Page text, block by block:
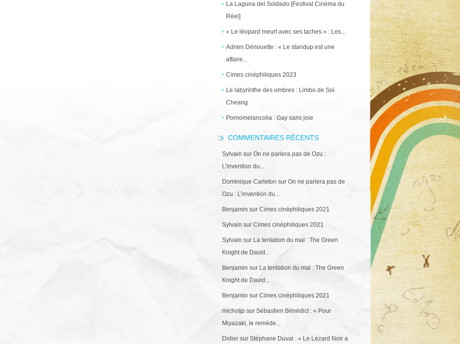
La Laguna del Soldado [Festival Cinéma du
Réel]
« Le léopard meurt avec ses taches » : Les...
Adrien Dénouette : « Le standup est une
affaire...
Cimes cinéphiliques 2023
Le labyrinthe des ombres : Limbo de Soi
Cheang
Pornomelancolia : Gay sans joie
COMMENTAIRES RÉCENTS
Sylvain sur On ne parlera pas de Ozu :
L’invention du...
Dominique Carleton sur On ne parlera pas de
Ozu : L’invention du...
Benjamin sur Cimes cinéphiliques 2021
Sylvain sur Cimes cinéphiliques 2021
Sylvain sur La tentation du mal : The Green
Knight de David...
Benjamin sur La tentation du mal : The Green
Knight de David...
Benjamin sur Cimes cinéphiliques 2021
michotjpsur Sébastien Bénédict : « Pour
Miyazaki, le remède...
Didiersur Stéphane Duval : « Le Lézard Noir a